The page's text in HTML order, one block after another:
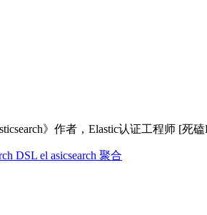
》作者，Elastic认证工程师 [死
DSL el asicsearch 聚合